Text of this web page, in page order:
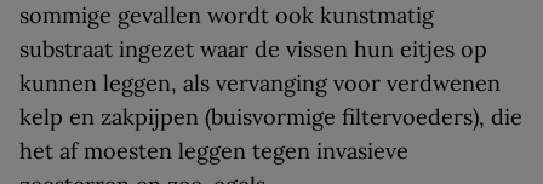
sommige gevallen wordt ook kunstmatig
substraat ingezet waar de vissen hun eitjes op
kunnen leggen, als vervanging voor verdwenen
kelp en zakpijpen (buisvormige filtervoeders), die
het af moesten leggen tegen invasieve